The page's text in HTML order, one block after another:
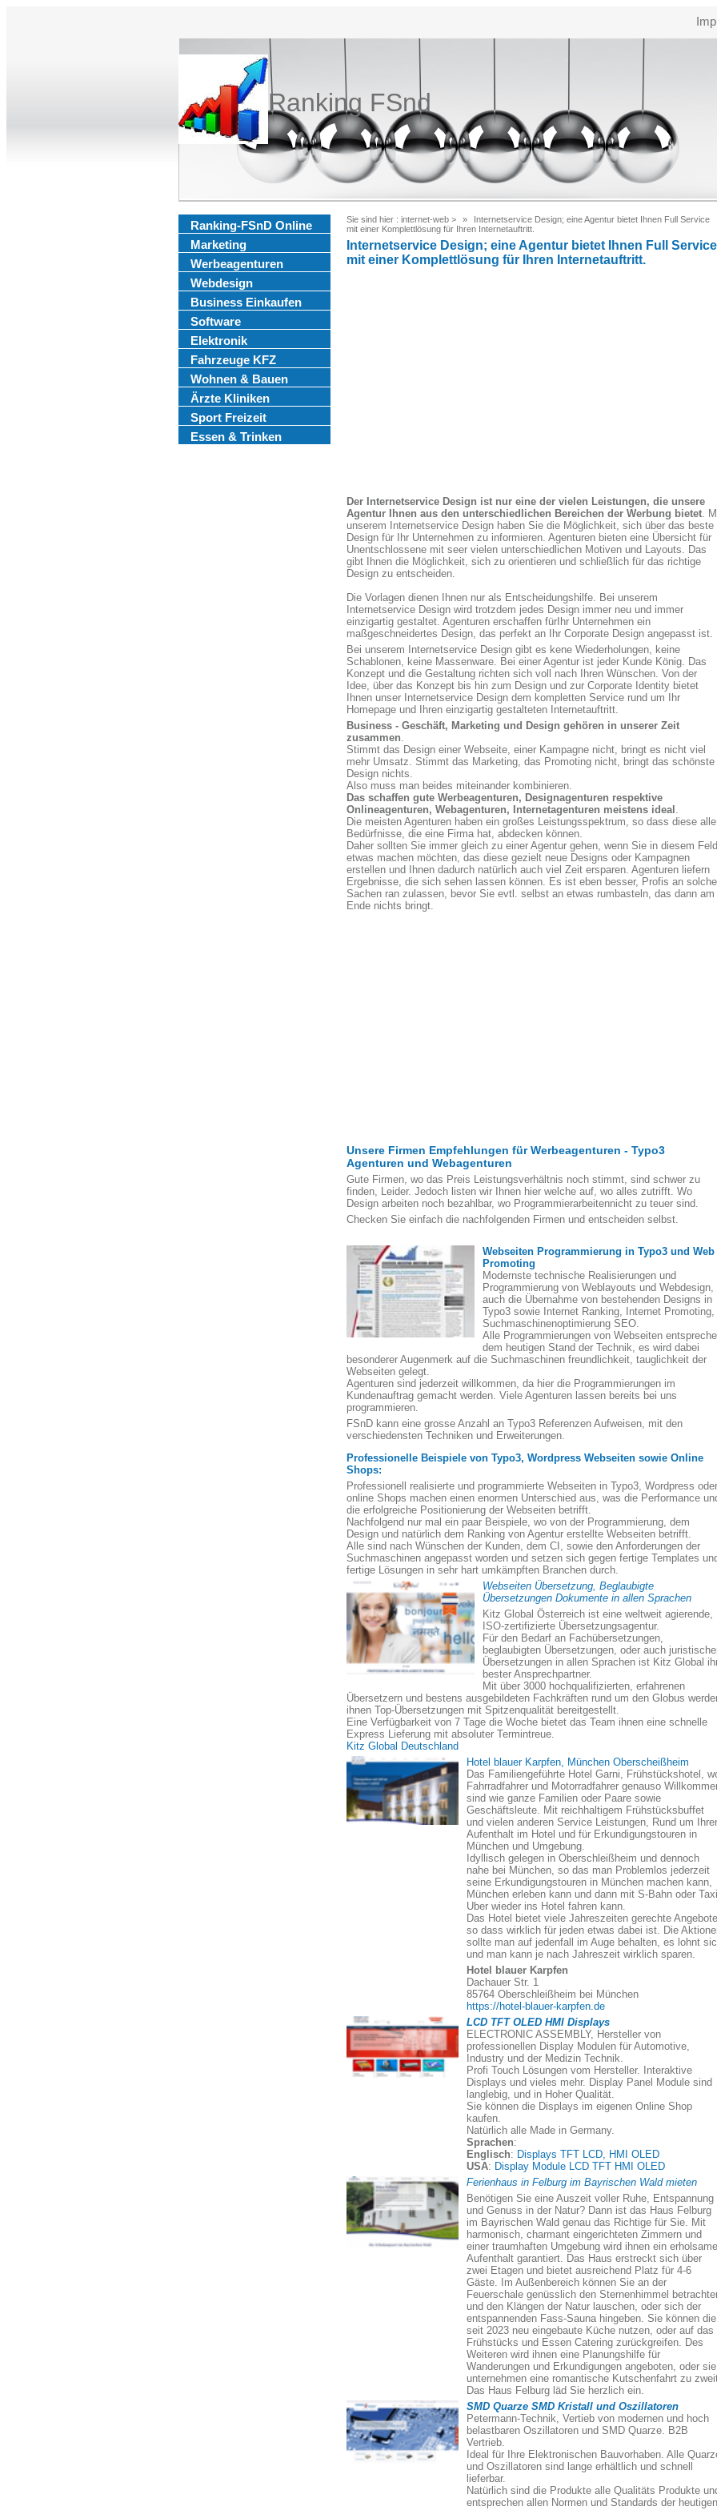
Ranking FSnd
Ranking-FSnD Online
Marketing
Werbeagenturen
Webdesign
Business Einkaufen
Software
Elektronik
Fahrzeuge KFZ
Wohnen & Bauen
Ärzte Kliniken
Sport Freizeit
Essen & Trinken
Sie sind hier : internet-web >
Internetservice Design; eine Agentur bietet Ihnen Full Service
mit einer Komplettlösung für Ihren Internetauftritt.
Internetservice Design; eine Agentur bietet Ihnen Full Service
mit einer Komplettlösung für Ihren Internetauftritt.
Der Internetservice Design ist nur eine der vielen Leistungen, die unsere
Agentur Ihnen aus den unterschiedlichen Bereichen der Werbung bietet.
unserem Internetservice Design haben Sie die Möglichkeit, sich über das beste
Design für Ihr Unternehmen zu informieren. Agenturen bieten eine Übersicht für
Unentschlossene mit seer vielen unterschiedlichen Motiven und Layouts. Das
gibt Ihnen die Möglichkeit, sich zu orientieren und schließlich für das richtige
Design zu entscheiden.
Die Vorlagen dienen Ihnen nur als Entscheidungshilfe. Bei unserem
Internetservice Design wird trotzdem jedes Design immer neu und immer
einzigartig gestaltet. Agenturen erschaffen fürIhr Unternehmen ein
maßgeschneidertes Design, das perfekt an Ihr Corporate Design angepasst ist.
Bei unserem Internetservice Design gibt es kene Wiederholungen, keine
Schablonen, keine Massenware. Bei einer Agentur ist jeder Kunde König. Das
Konzept und die Gestaltung richten sich voll nach Ihren Wünschen. Von der
Idee, über das Konzept bis hin zum Design und zur Corporate Identity bietet
Ihnen unser Internetservice Design dem kompletten Service rund um Ihr
Homepage und Ihren einzigartig gestalteten Internetauftritt.
Business - Geschäft, Marketing und Design gehören in unserer Zeit
zusammen.
Stimmt das Design einer Webseite, einer Kampagne nicht, bringt es nicht viel
mehr Umsatz. Stimmt das Marketing, das Promoting nicht, bringt das schönste
Design nichts.
Also muss man beides miteinander kombinieren.
Das schaffen gute Werbeagenturen, Designagenturen respektive
Onlineagenturen, Webagenturen, Internetagenturen meistens ideal .
Die meisten Agenturen haben ein großes Leistungsspektrum, so dass diese alle
Bedürfnisse, die eine Firma hat, abdecken können.
Daher sollten Sie immer gleich zu einer Agentur gehen, wenn Sie in diesem Feld
etwas machen möchten, das diese gezielt neue Designs oder Kampagnen
erstellen und Ihnen dadurch natürlich auch viel Zeit ersparen. Agenturen liefern
Ergebnisse, die sich sehen lassen können. Es ist eben besser, Profis an solche
Sachen ran zulassen, bevor Sie evtl. selbst an etwas rumbasteln, das dann am
Ende nichts bringt.
Unsere Firmen Empfehlungen für Werbeagenturen - Typo3
Agenturen und Webagenturen
Gute Firmen, wo das Preis Leistungsverhältnis noch stimmt, sind schwer zu
finden, Leider. Jedoch listen wir Ihnen hier welche auf, wo alles zutrifft. Wo
Design arbeiten noch bezahlbar, wo Programmierarbeitennicht zu teuer sind.
Checken Sie einfach die nachfolgenden Firmen und entscheiden selbst.
Webseiten Programmierung in Typo3 und Web
Promoting
Modernste technische Realisierungen und
Programmierung von Weblayouts und Webdesign,
auch die Übernahme von bestehenden Designs in
Typo3 sowie Internet Ranking, Internet Promoting,
Suchmaschinenoptimierung SEO.
Alle Programmierungen von Webseiten
dem heutigen Stand der Technik, es wird dabei
besonderer Augenmerk auf die Suchmaschinen freundlichkeit, tauglichkeit der
Webseiten gelegt.
Agenturen sind jederzeit willkommen, da hier die Programmierungen im
Kundenauftrag gemacht werden. Viele Agenturen lassen bereits bei uns
programmieren.
FSnD kann eine grosse Anzahl an Typo3 Referenzen Aufweisen, mit den
verschiedensten Techniken und Erweiterungen.
Professionelle Beispiele von Typo3, Wordpress Webseiten sowie Online
Shops:
Professionell realisierte und programmierte Webseiten in Typo3, Wordpress oder
online Shops machen einen enormen Unterschied aus, was die Performance
die erfolgreiche Positionierung der Webseiten betrifft.
Nachfolgend nur mal ein paar Beispiele, wo von der Programmierung, dem
Design und natürlich dem Ranking von Agentur erstellte Webseiten betrifft.
Alle sind nach Wünschen der Kunden, dem CI, sowie den Anforderungen der
Suchmaschinen angepasst worden und setzen sich gegen fertige Templates
fertige Lösungen in sehr hart umkämpften Branchen durch.
Webseiten Übersetzung, Beglaubigte
Übersetzungen Dokumente in allen Sprachen
Kitz Global Österreich ist eine weltweit agierende,
ISO-zertifizierte Übersetzungsagentur.
Für den Bedarf an Fachübersetzungen,
beglaubigten Übersetzungen, oder auch
Übersetzungen in allen Sprachen ist Kitz Global
bester Ansprechpartner.
Mit über 3000 hochqualifizierten, erfahrenen
Übersetzern und bestens ausgebildeten Fachkräften rund um den Globus
ihnen Top-Übersetzungen mit Spitzenqualität bereitgestellt.
Eine Verfügbarkeit von 7 Tage die Woche bietet das Team ihnen eine schnelle
Express Lieferung mit absoluter Termintreue.
Kitz Global Deutschland
Hotel blauer Karpfen, München Oberscheißheim
Das Familiengeführte Hotel Garni, Frühstückshotel,
Fahrradfahrer und Motorradfahrer genauso
sind wie ganze Familien oder Paare sowie
Geschäftsleute. Mit reichhaltigem Frühstücksbuffet
und vielen anderen Service Leistungen, Rund um
Aufenthalt im Hotel und für Erkundigungstouren in
München und Umgebung.
Idyllisch gelegen in Oberschleißheim und dennoch
nahe bei München, so das man Problemlos jederzeit
seine Erkundigungstouren in München machen kann,
München erleben kann und dann mit S-Bahn oder
Uber wieder ins Hotel fahren kann.
Das Hotel bietet viele Jahreszeiten gerechte
so dass wirklich für jeden etwas dabei ist. Die
sollte man auf jedenfall im Auge behalten, es lohnt
und man kann je nach Jahreszeit wirklich sparen.
Hotel blauer Karpfen
Dachauer Str. 1
85764 Oberschleißheim bei München
https://hotel-blauer-karpfen.de
LCD TFT OLED HMI Displays
ELECTRONIC ASSEMBLY, Hersteller von
professionellen Display Modulen für Automotive,
Industry und der Medizin Technik.
Profi Touch Lösungen vom Hersteller. Interaktive
Displays und vieles mehr. Display Panel Module sind
langlebig, und in Hoher Qualität.
Sie können die Displays im eigenen Online Shop
kaufen.
Natürlich alle Made in Germany.
Sprachen:
Englisch: Displays TFT LCD, HMI OLED
USA: Display Module LCD TFT HMI OLED
Ferienhaus in Felburg im Bayrischen Wald mieten
Benötigen Sie eine Auszeit voller Ruhe, Entspannung
und Genuss in der Natur? Dann ist das Haus Felburg
im Bayrischen Wald genau das Richtige für Sie. Mit
harmonisch, charmant eingerichteten Zimmern und
einer traumhaften Umgebung wird ihnen ein
Aufenthalt garantiert. Das Haus erstreckt sich über
zwei Etagen und bietet ausreichend Platz für 4-6
Gäste. Im Außenbereich können Sie an der
Feuerschale genüsslich den Sternenhimmel
und den Klängen der Natur lauschen, oder sich der
entspannenden Fass-Sauna hingeben. Sie können die
seit 2023 neu eingebaute Küche nutzen, oder auf das
Frühstücks und Essen Catering zurückgreifen. Des
Weiteren wird ihnen eine Planungshilfe für
Wanderungen und Erkundigungen angeboten, oder sie
unternehmen eine romantische Kutschenfahrt zu
Das Haus Felburg läd Sie herzlich ein.
SMD Quarze SMD Kristall und Oszillatoren
Petermann-Technik, Vertieb von modernen und hoch
belastbaren Oszillatoren und SMD Quarze. B2B
Vertrieb.
Ideal für Ihre Elektronischen Bauvorhaben. Alle
und Oszillatoren sind lange erhältlich und schnell
lieferbar.
Natürlich sind die Produkte alle Qualitäts Produkte
entsprechen allen Normen und Standards der heutigen